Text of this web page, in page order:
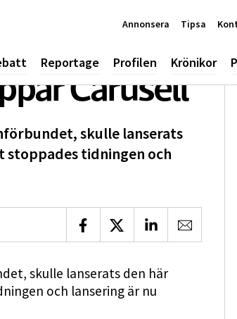
Reportage Profilen Krönikor
Annonsera Tipsa
Carusell
skulle lanserats
stoppades tidningen och
Dela på Facebook
Dela på XDela på LinkedIn
Dela via
skulle lanserats den här
och lansering är nu